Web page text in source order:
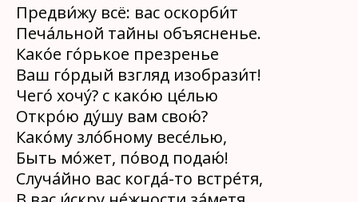
Предви́жу всё: вас оскорби́т
Печа́льной тайны объясненье.
Како́е го́рькое презренье
Ваш го́рдый взгляд изобрази́т!
Чего́ хочу́? с како́ю це́лью
Откро́ю ду́шу вам свою́?
Како́му зло́бному весе́лью,
Быть мо́жет, по́вод подаю́!
Случа́йно вас когда́-то встре́тя,